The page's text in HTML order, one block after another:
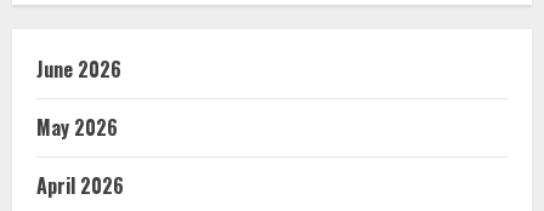
June 2026
May 2026
April 2026